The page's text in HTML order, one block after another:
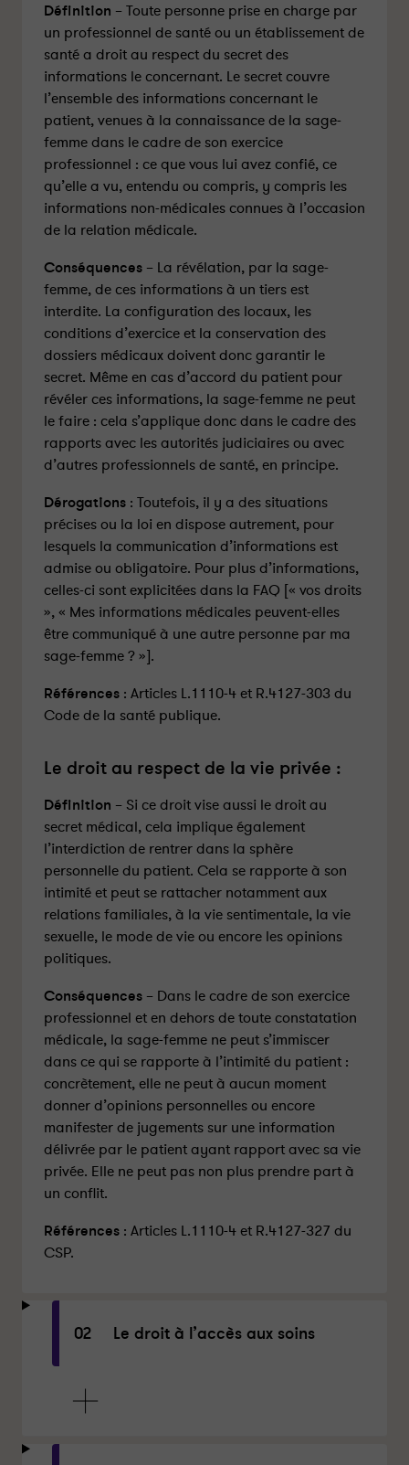
Définition – Toute personne prise en charge par
un professionnel de santé ou un établissement de
santé a droit au respect du secret des
informations le concernant. Le secret couvre
l’ensemble des informations concernant le
patient, venues à la connaissance de la sage-
femme dans le cadre de son exercice
professionnel : ce que vous lui avez confié, ce
qu’elle a vu, entendu ou compris, y compris les
informations non-médicales connues à l’occasion
de la relation médicale.
Conséquences – La révélation, par la sage-
femme, de ces informations à un tiers est
interdite. La configuration des locaux, les
conditions d’exercice et la conservation des
dossiers médicaux doivent donc garantir le
secret. Même en cas d’accord du patient pour
révéler ces informations, la sage-femme ne peut
le faire : cela s’applique donc dans le cadre des
rapports avec les autorités judiciaires ou avec
d’autres professionnels de santé, en principe.
Dérogations : Toutefois, il y a des situations
précises ou la loi en dispose autrement, pour
lesquels la communication d’informations est
admise ou obligatoire. Pour plus d’informations,
celles-ci sont explicitées dans la FAQ [« vos droits
», « Mes informations médicales peuvent-elles
être communiqué à une autre personne par ma
sage-femme ? »].
Références : Articles L.1110-4 et R.4127-303 du
Code de la santé publique.
Le droit au respect de la vie privée :
Définition – Si ce droit vise aussi le droit au
secret médical, cela implique également
l’interdiction de rentrer dans la sphère
personnelle du patient. Cela se rapporte à son
intimité et peut se rattacher notamment aux
relations familiales, à la vie sentimentale, la vie
sexuelle, le mode de vie ou encore les opinions
politiques.
Conséquences – Dans le cadre de son exercice
professionnel et en dehors de toute constatation
médicale, la sage-femme ne peut s’immiscer
dans ce qui se rapporte à l’intimité du patient :
concrètement, elle ne peut à aucun moment
donner d’opinions personnelles ou encore
manifester de jugements sur une information
délivrée par le patient ayant rapport avec sa vie
privée. Elle ne peut pas non plus prendre part à
un conflit.
Références : Articles L.1110-4 et R.4127-327 du
CSP.
02 Le droit à l’accès aux soins